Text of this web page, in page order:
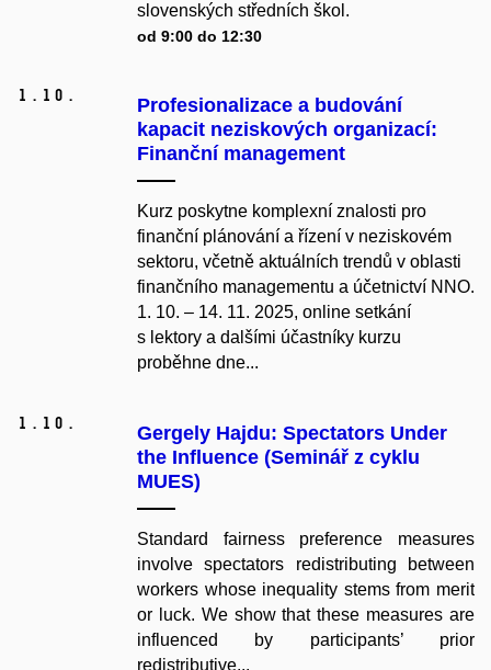
slovenských středních škol.
od 9:00 do 12:30
1. 10.
Profesionalizace a budování
kapacit neziskových organizací:
Finanční management
Kurz poskytne komplexní znalosti pro
finanční plánování a řízení v neziskovém
sektoru, včetně aktuálních trendů v oblasti
finančního managementu a účetnictví NNO.
1. 10. – 14. 11. 2025, online setkání
s lektory a dalšími účastníky kurzu
proběhne dne...
1. 10.
Gergely Hajdu: Spectators Under
the Influence (Seminář z cyklu
MUES)
Standard fairness preference measures
involve spectators redistributing between
workers whose inequality stems from merit
or luck. We show that these measures are
influenced by participants’ prior
redistributive...